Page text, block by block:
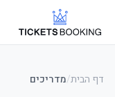
דף הבית/מדריכים